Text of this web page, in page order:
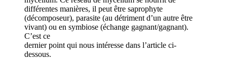
différentes manières, il peut être saprophyte
(décomposeur), parasite (au détriment d’un autre être
vivant) ou en symbiose (échange gagnant/gagnant).
C’est ce
dernier point qui nous intéresse dans l’article ci-
dessous.